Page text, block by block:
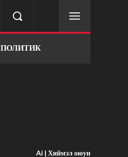
ПОЛИТИК
Ai | Хиймэл оюун